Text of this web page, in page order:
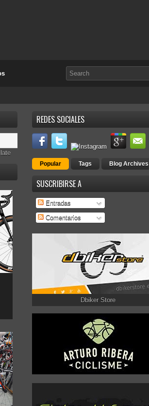
REDES SOCIALES
Popular Tags Blog Archives
SUSCRIBIRSE A
Entradas
Comentarios
Dbiker Store